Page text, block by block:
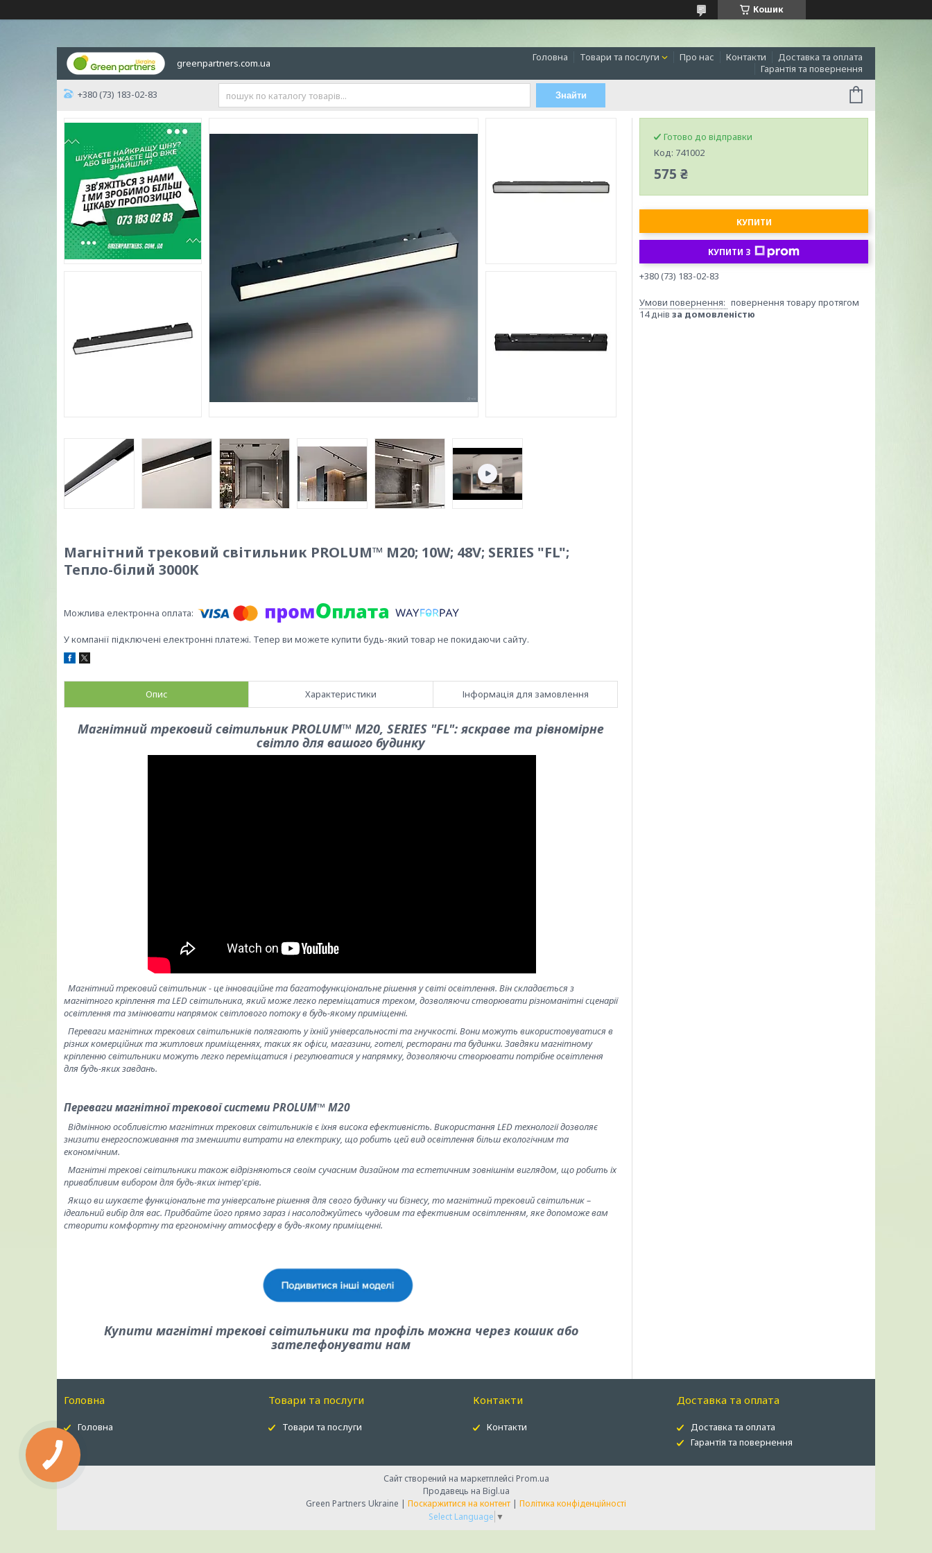
Кошик
greenpartners.com.ua Головна Товари та послуги Про нас Контакти
Доставка та оплата
Гарантія та повернення
+380 (73) 183-02-83 Знайти
Магнітний трековий світильник PROLUM™ M20; 10W; 48V; SERIES "FL";
Тепло-білий 3000K
У компанії підключені електронні платежі. Тепер ви можете купити будь-який товар не покидаючи сайту.
Опис Характеристики Інформація для замовлення
Магнітний трековий світильник PROLUM™ M20, SERIES "FL": яскраве та рівномірне
світло для вашого будинку
Магнітний трековий світильник - це інноваційне та багатофункціональне рішення у світі освітлення. Він складається з
магнітного кріплення та LED світильника, який може легко переміщатися треком, дозволяючи створювати різноманітні сценарії
освітлення та змінювати напрямок світлового потоку в будь-якому приміщенні.
Переваги магнітних трекових світильників полягають у їхній універсальності та гнучкості. Вони можуть використовуватися в
різних комерційних та житлових приміщеннях, таких як офіси, магазини, готелі, ресторани та будинки. Завдяки магнітному
кріпленню світильники можуть легко переміщатися і регулюватися у напрямку, дозволяючи створювати потрібне освітлення
для будь-яких завдань.
Переваги магнітної трекової системи PROLUM™ М20
Відмінною особливістю магнітних трекових світильників є їхня висока ефективність. Використання LED технології дозволяє
знизити енергоспоживання та зменшити витрати на електрику, що робить цей вид освітлення більш екологічним та
економічним.
Магнітні трекові світильники також відрізняються своїм сучасним дизайном та естетичним зовнішнім виглядом, що робить їх
привабливим вибором для будь-яких інтер'єрів.
Якщо ви шукаєте функціональне та універсальне рішення для свого будинку чи бізнесу, то магнітний трековий світильник –
ідеальний вибір для вас. Придбайте його прямо зараз і насолоджуйтесь чудовим та ефективним освітленням, яке допоможе вам
створити комфортну та ергономічну атмосферу в будь-якому приміщенні.
Купити магнітні трекові світильники та профіль можна через кошик або
зателефонувати нам
Готово до відправки
Код: 741002
575 ₴
КУПИТИ
КУПИТИ З
+380 (73) 183-02-83
повернення товару протягом
14 днів за домовленістю
Головна
Головна
Товари та послуги
Товари та послуги
Контакти
Контакти
Доставка та оплата
Доставка та оплата
Гарантія та повернення
Сайт створений на маркетплейсі Prom.ua
Продавець на Bigl.ua
Green Partners Ukraine | Поскаржитися на контент | Політика конфіденційності
Select Language ▼